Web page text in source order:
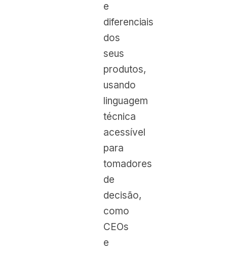
e
diferenciais
dos
seus
produtos,
usando
linguagem
técnica
acessível
para
tomadores
de
decisão,
como
CEOs
e